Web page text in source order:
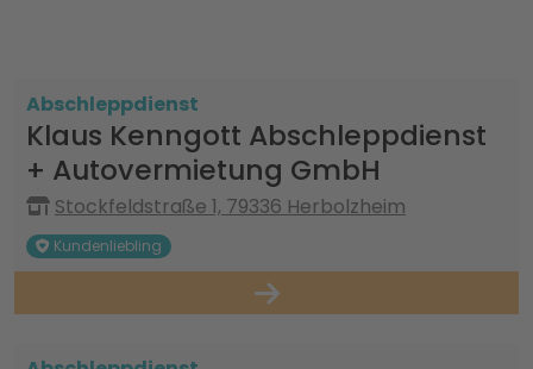
Abschleppdienst
Klaus Kenngott Abschleppdienst
+ Autovermietung GmbH
Stockfeldstraße 1, 79336 Herbolzheim
Kundenliebling